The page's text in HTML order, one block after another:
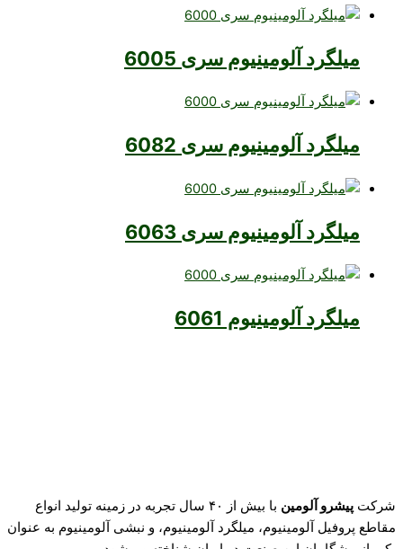
میلگرد آلومینیوم سری 6005
میلگرد آلومینیوم سری 6082
میلگرد آلومینیوم سری 6063
میلگرد آلومینیوم 6061
شرکت پیشرو آلومین
با بیش از ۴۰ سال تجربه در زمینه تولید انواع
مقاطع پروفیل آلومینیوم، میلگرد آلومینیوم، و نبشی آلومینیوم به عنوان